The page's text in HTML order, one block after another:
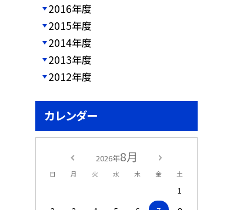
2016年度
2015年度
2014年度
2013年度
2012年度
カレンダー
2026年8月
日 月 火 水 木 金 土
1